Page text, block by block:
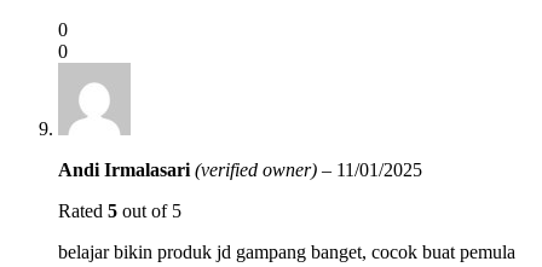
0
0
Andi Irmalasari (verified owner) – 11/01/2025
Rated 5 out of 5
belajar bikin produk jd gampang banget, cocok buat pemula